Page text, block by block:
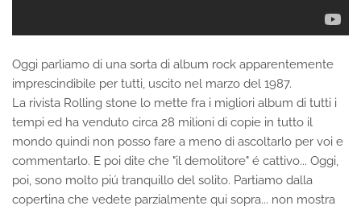
Oggi parliamo di una sorta di album rock apparentemente
imprescindibile per tutti, uscito nel marzo del 1987.
La rivista Rolling stone lo mette fra i migliori album di tutti i
tempi ed ha venduto circa 28 milioni di copie in tutto il
mondo quindi non posso fare a meno di ascoltarlo per voi e
commentarlo. E poi dite che "il demolitore" é cattivo... Oggi,
poi, sono molto piú tranquillo del solito. Partiamo dalla
copertina che vedete parzialmente qui sopra... non mostra